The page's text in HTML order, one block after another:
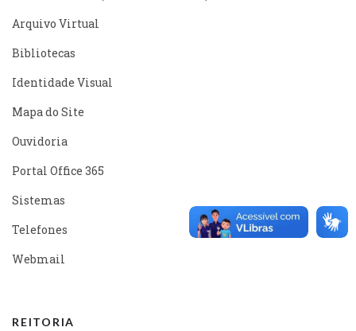
Arquivo Virtual
Bibliotecas
Identidade Visual
Mapa do Site
Ouvidoria
Portal Office 365
Sistemas
Telefones
Webmail
REITORIA